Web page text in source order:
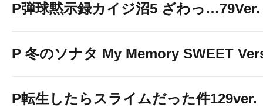
P弾球黙示録カイジ沼5 ざわっ…79Ver.
P 冬のソナタ My Memory SWEET
P転生したらスライムだった件129ver.